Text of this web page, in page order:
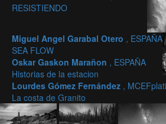
RESISTIENDO
Miguel Angel Garabal Otero , ESPAÑA
SEA FLOW
Oskar Gaskon Marañon , ESPAÑA
Historias de la estacion
Lourdes Gómez Fernández ,
La costa de Granito